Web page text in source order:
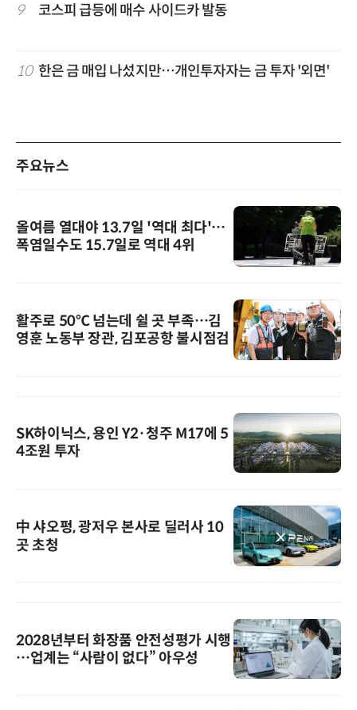
9 코스피 급등에 매수 사이드카 발동
10 한은 금 매입 나섰지만…개인투자자는 금 투자 '외면'
주요뉴스
올여름 열대야 13.7일 '역대 최다'…
폭염일수도 15.7일로 역대 4위
활주로 50℃ 넘는데 쉴 곳 부족…김
영훈 노동부 장관, 김포공항 불시점검
SK하이닉스, 용인 Y2·청주 M17에 5
4조원 투자
中 샤오펑, 광저우 본사로 딜러사 10
곳 초청
2028년부터 화장품 안전성평가 시행
…업계는 “사람이 없다” 아우성